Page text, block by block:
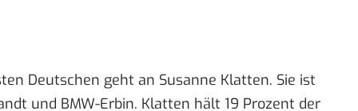
Deutschen geht an Susanne Klatten. Sie ist
und BMW-Erbin. Klatten hält 19 Prozent der